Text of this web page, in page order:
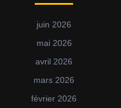
juin 2026
mai 2026
avril 2026
mars 2026
février 2026